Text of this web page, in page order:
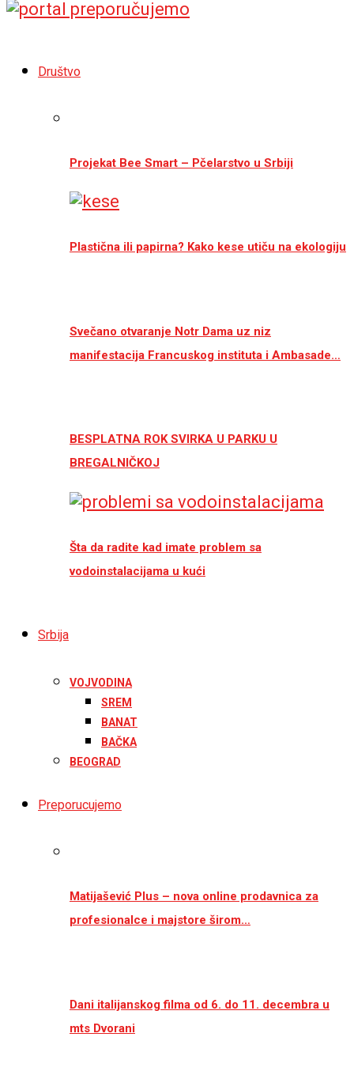
Društvo
Projekat Bee Smart – Pčelarstvo u Srbiji
Plastična ili papirna? Kako kese utiču na ekologiju
Svečano otvaranje Notr Dama uz niz
manifestacija Francuskog instituta i Ambasade…
BESPLATNA ROK SVIRKA U PARKU U
BREGALNIČKOJ
Šta da radite kad imate problem sa
vodoinstalacijama u kući
Srbija
VOJVODINA
SREM
BANAT
BAČKA
BEOGRAD
Preporucujemo
Matijašević Plus – nova online prodavnica za
profesionalce i majstore širom…
Dani italijanskog filma od 6. do 11. decembra u
mts Dvorani